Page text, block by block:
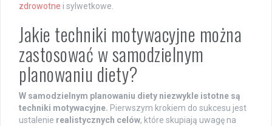
zdrowotne i sylwetkowe.
Jakie techniki motywacyjne można
zastosować w samodzielnym
planowaniu diety?
W samodzielnym planowaniu diety niezwykle istotne są
techniki motywacyjne. Pierwszym krokiem do sukcesu jest
ustalenie realistycznych celów, które skupiają uwagę na